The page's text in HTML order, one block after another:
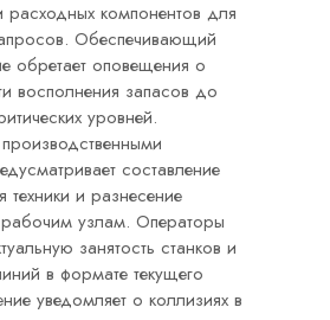
расходных компонентов для
Обеспечивающий
обретает оповещения о
восполнения запасов до
уровней.
составление
техники и разнесение
узлам. Операторы
занятость станков и
в формате текущего
уведомляет о коллизиях в